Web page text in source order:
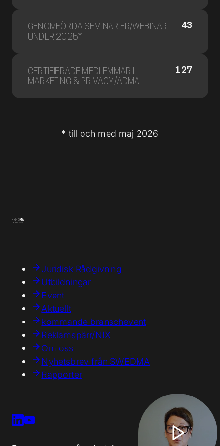
GENOMFÖRDA SEMINARIER/WEBINAR
UNDER 2025*
43
CERTIFIERADE MEDLEMMAR I
MARKETING & PRIVACY/ADMA
127
* till och med maj 2026
Juridisk Rådgivning
Utbildningar
Event
Aktuellt
kommande branschevent
Reklamspärr/NIX
Om oss
Nyhetsbrev från SWEDMA
Rapporter